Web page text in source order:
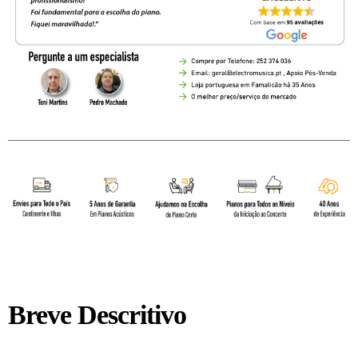
Breve Descritivo